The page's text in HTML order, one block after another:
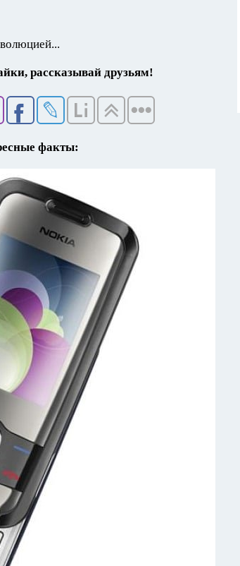
рассказывай друзьям!
факты: